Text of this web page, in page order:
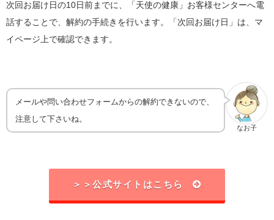
次回お届け日の10日前までに、「天使の健康」お客様センターへ電
話することで、解約の手続きを行います。「次回お届け日」は、マ
イページ上で確認できます。
なお子
メールや問い合わせフォームからの解約できないので、
注意して下さいね。
＞＞公式サイトはこちら